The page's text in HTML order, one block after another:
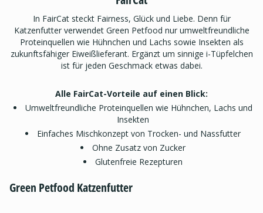
In FairCat steckt Fairness, Glück und Liebe. Denn für
Katzenfutter verwendet Green Petfood nur umweltfreundliche
Proteinquellen wie Hühnchen und Lachs sowie Insekten als
zukunftsfähiger Eiweißlieferant. Ergänzt um sinnige i-Tüpfelchen
ist für jeden Geschmack etwas dabei.
Alle FairCat-Vorteile auf einen Blick:
Umweltfreundliche Proteinquellen wie Hühnchen, Lachs und
Insekten
Einfaches Mischkonzept von Trocken- und Nassfutter
Ohne Zusatz von Zucker
Glutenfreie Rezepturen
Green Petfood Katzenfutter